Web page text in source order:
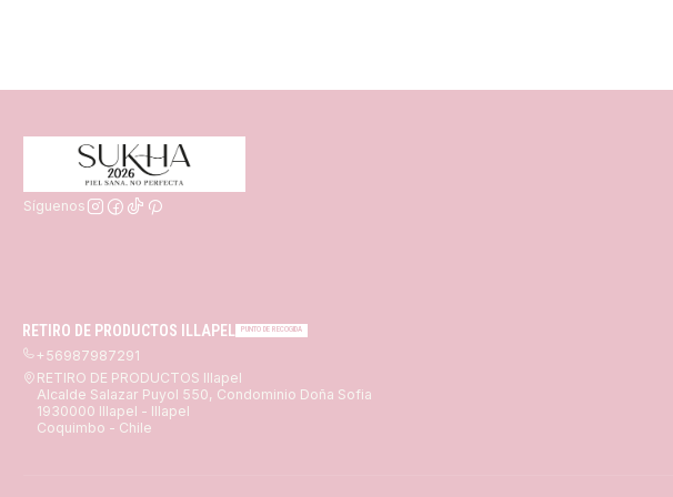
Síguenos
RETIRO DE PRODUCTOS ILLAPEL PUNTO DE RECOGIDA
+56987987291
RETIRO DE PRODUCTOS Illapel
Alcalde Salazar Puyol 550, Condominio Doña Sofia
1930000 Illapel - Illapel
Coquimbo - Chile